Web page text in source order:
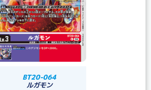
BT20-064
ルガモン